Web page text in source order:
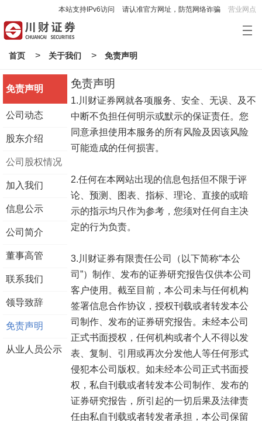
本站支持IPv6访问 请认准官方网址，防范网络诈骗 营业网点
首页 > 关于我们 > 免责声明
免责声明
公司动态
股东介绍
公司股权情况
加入我们
信息公示
公司简介
董事高管
联系我们
领导致辞
免责声明
从业人员公示
免责声明
1.川财证券网就各项服务、安全、无误、及不
中断不负担任何明示或默示的保证责任。您
同意承担使用本服务的所有风险及因该风险
可能造成的任何损害。
2.任何在本网站出现的信息包括但不限于评
论、预测、图表、指标、理论、直接的或暗
示的指示均只作为参考，您须对任何自主决
定的行为负责。
3.川财证券有限责任公司（以下简称“本公
司”）制作、发布的证券研究报告仅供本公司
客户使用。截至目前，本公司未与任何机构
签署信息合作协议，授权刊载或者转发本公
司制作、发布的证券研究报告。未经本公司
正式书面授权，任何机构或者个人不得以发
表、复制、引用或再次分发他人等任何形式
侵犯本公司版权。如未经本公司正式书面授
权，私自刊载或者转发本公司制作、发布的
证券研究报告，所引起的一切后果及法律责
任由私自刊载或者转发者承担，本公司保留